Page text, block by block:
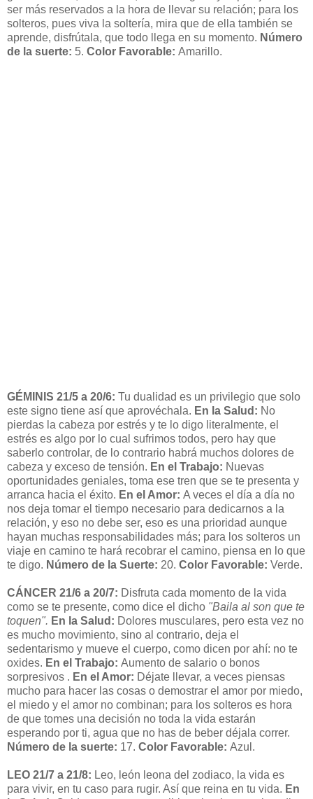
ser más reservados a la hora de llevar su relación; para los
solteros, pues viva la soltería, mira que de ella también se
aprende, disfrútala, que todo llega en su momento. Número
de la suerte: 5. Color Favorable: Amarillo.
GÉMINIS 21/5 a 20/6: Tu dualidad es un privilegio que solo
este signo tiene así que aprovéchala. En la Salud: No
pierdas la cabeza por estrés y te lo digo literalmente, el
estrés es algo por lo cual sufrimos todos, pero hay que
saberlo controlar, de lo contrario habrá muchos dolores de
cabeza y exceso de tensión. En el Trabajo: Nuevas
oportunidades geniales, toma ese tren que se te presenta y
arranca hacia el éxito. En el Amor: A veces el día a día no
nos deja tomar el tiempo necesario para dedicarnos a la
relación, y eso no debe ser, eso es una prioridad aunque
hayan muchas responsabilidades más; para los solteros un
viaje en camino te hará recobrar el camino, piensa en lo que
te digo. Número de la Suerte: 20. Color Favorable: Verde.
CÁNCER 21/6 a 20/7: Disfruta cada momento de la vida
como se te presente, como dice el dicho "Baila al son que te
toquen". En la Salud: Dolores musculares, pero esta vez no
es mucho movimiento, sino al contrario, deja el
sedentarismo y mueve el cuerpo, como dicen por ahí: no te
oxides. En el Trabajo: Aumento de salario o bonos
sorpresivos . En el Amor: Déjate llevar, a veces piensas
mucho para hacer las cosas o demostrar el amor por miedo,
el miedo y el amor no combinan; para los solteros es hora
de que tomes una decisión no toda la vida estarán
esperando por ti, agua que no has de beber déjala correr.
Número de la suerte: 17. Color Favorable: Azul.
LEO 21/7 a 21/8: Leo, león leona del zodiaco, la vida es
para vivir, en tu caso para rugir. Así que reina en tu vida. En